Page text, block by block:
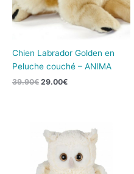
Chien Labrador Golden en
Peluche couché – ANIMA
39.90€ 29.00€